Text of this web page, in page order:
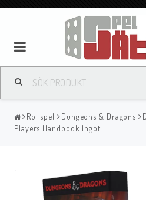
Rollspel Dungeons & Dragons
Players Handbook Ingot